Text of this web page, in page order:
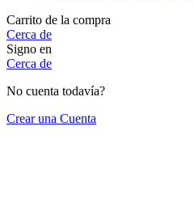
Carrito de la compra
Cerca de
Signo en
Cerca de
No cuenta todavía?
Crear una Cuenta